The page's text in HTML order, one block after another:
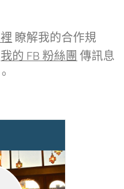
瞭解我的合作規
我的 FB 粉絲團 傳訊息